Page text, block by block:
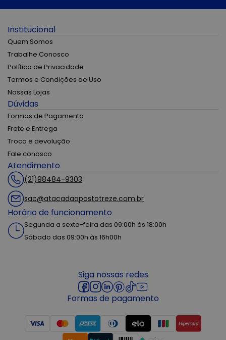
Institucional
Quem Somos
Trabalhe Conosco
Política de Privacidade
Termos e Condições de Uso
Nossas Lojas
Dúvidas
Formas de Pagamento
Frete e Entrega
Troca e devolução
Fale conosco
Atendimento
(21)98484-9303
sac@atacadaopostotreze.com.br
Horário de funcionamento
Segunda a sexta-feira das 09:00h às 18:00h
Sábado das 09:00h às 16h00h
Siga nossas redes
Formas de pagamento